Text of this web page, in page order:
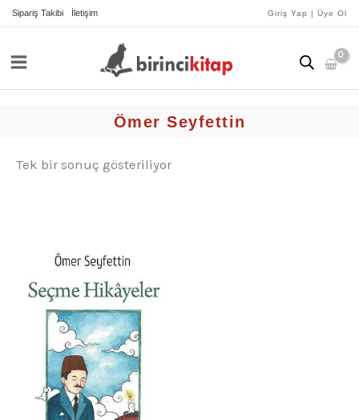
İçeriğe
Sipariş Takibi İletişim Giriş Yap | Üye Ol
Ömer Seyfettin
Tek bir sonuç gösteriliyor